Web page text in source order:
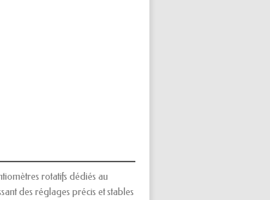
rotatifs dédiés au
des réglages précis et stables